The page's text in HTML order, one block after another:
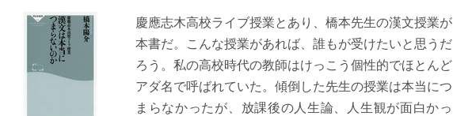
慶應志木高校ライブ授業とあり、橋本先生の漢文授業が
本書だ。こんな授業があれば、誰もが受けたいと思うだ
ろう。私の高校時代の教師はけっこう個性的でほとんど
アダ名で呼ばれていた。傾倒した先生の授業は本当につ
まらなかったが、放課後の人生論、人生観が面白かっ